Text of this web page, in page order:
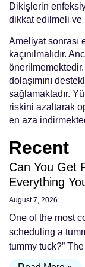
Dikişlerin
dikkat edilmeli ve
Ameliyat sonrası
kaçınılmalıdır.
dolaşımını
sağlamaktadır.
riskini azaltarak
en aza
Recent
Can You Get
Everything
August 7, 2026
One of the most
scheduling a
tummy tuck?”